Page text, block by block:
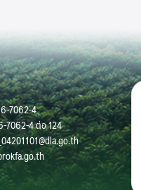
7062-4
7062-4 ต่อ 124